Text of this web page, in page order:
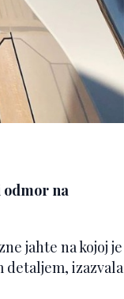
na
jahte na kojoj je
detaljem, izazvala